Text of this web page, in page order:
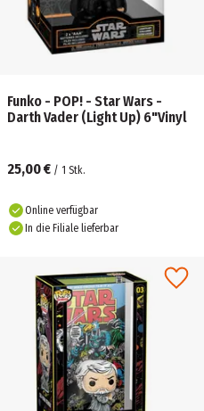
Funko - POP! - Star Wars -
Darth Vader (Light Up) 6"Vinyl
25,00 € / 1 Stk.
Online verfügbar
In die Filiale lieferbar